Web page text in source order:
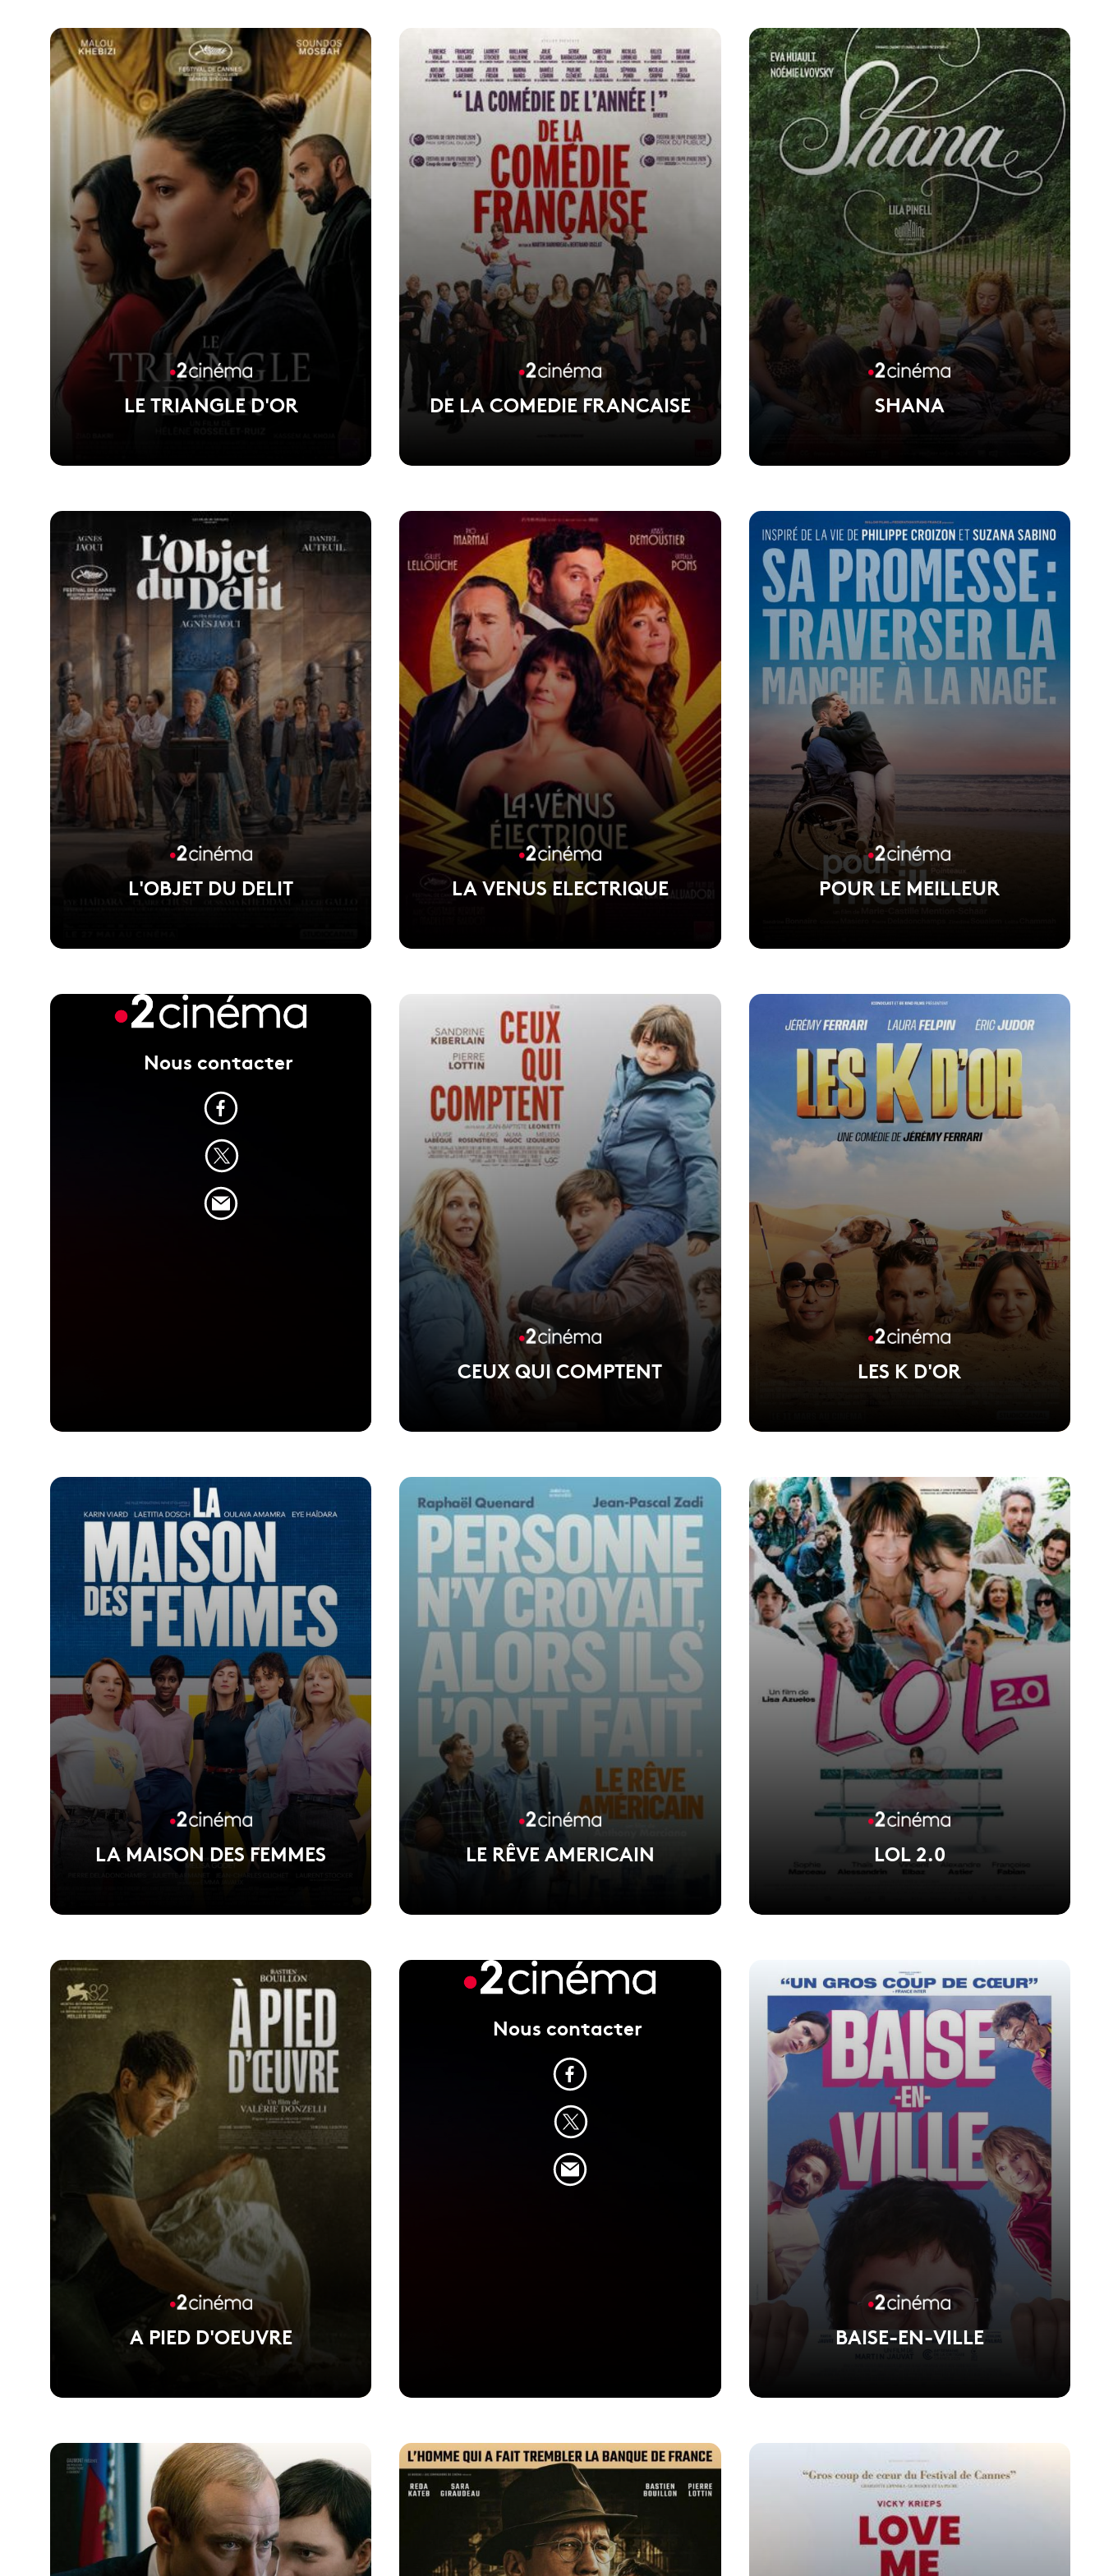
LE TRIANGLE D'OR
1er film d'Hélène Rosselet-ruiz
Voir la fiche du film
DE LA COMEDIE FRANCAISE
1er film de Martin Darondeau et Bertrand Usclat
Voir la fiche du film
SHANA
Film réalisé par Lila Pinell
Voir la fiche du film
L'OBJET DU DELIT
Festival de Cannes 2026
Voir la fiche du film
LA VENUS ELECTRIQUE
Film d'ouverture du Festival de Cannes 2026,
réalisé par Pierre Salvadori
Voir la fiche du film
POUR LE MEILLEUR
Film de Marie-Castille Mention-Schaar
Voir la fiche du film
Nous contacter
CEUX QUI COMPTENT
Film de Jean-Baptiste Leonetti
Voir la fiche du film
LES K D'OR
1er film de Jérémy Ferrari
Voir la fiche du film
LA MAISON DES FEMMES
1er film réalisé par Melisa Godet
Voir la fiche du film
LE RÊVE AMERICAIN
Film réalisé par Anthony Marciano
Voir la fiche du film
LOL 2.0
La suite de LOL réalisée par Lisa Azuelos
Voir la fiche du film
A PIED D'OEUVRE
Film réalisé par Valérie Donzelli - Prix du meilleur
scénario à la Mostra de Venise…
Voir la fiche du film
Nous contacter
BAISE-EN-VILLE
Voir la fiche du film